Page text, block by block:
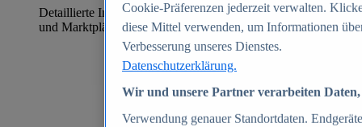
Detaillierte Informationen zu mehr als 39.000 Online-Shops
und Marktplätzen
Cookie-Präferenzen jederzeit verwalten.
diese Mittel verwenden, um Informationen
Verbesserung unseres Dienstes.
Datenschutzerklärung.
Wir und unsere Partner verarbeiten
Verwendung genauer Standortdaten.